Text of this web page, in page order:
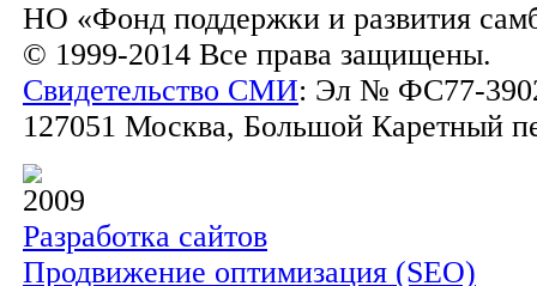
НО «Фонд поддержки и развития
© 1999-2014 Все права защищены.
Свидетельство СМИ: Эл № ФС77-
127051 Москва, Большой Каретный
2009
Разработка сайтов
Продвижение оптимизация (SEO)